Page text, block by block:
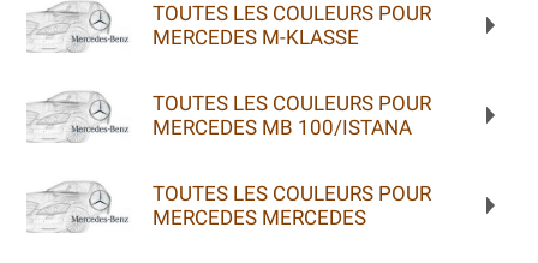
TOUTES LES COULEURS POUR
MERCEDES M-KLASSE
TOUTES LES COULEURS POUR
MERCEDES MB 100/ISTANA
TOUTES LES COULEURS POUR
MERCEDES MERCEDES